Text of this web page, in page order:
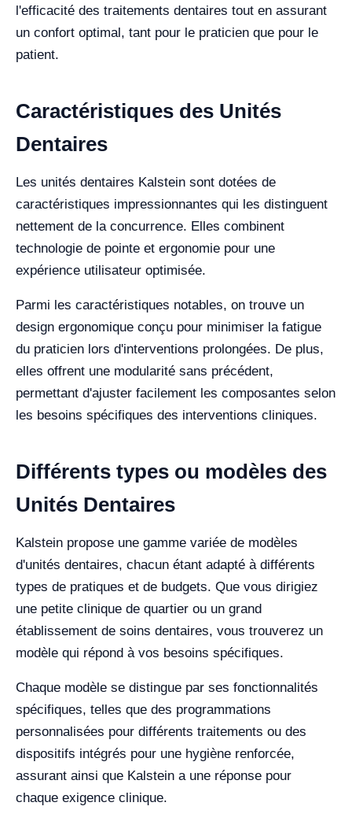
l'efficacité des traitements dentaires tout en assurant
un confort optimal, tant pour le praticien que pour le
patient.
Caractéristiques des Unités
Dentaires
Les unités dentaires Kalstein sont dotées de
caractéristiques impressionnantes qui les distinguent
nettement de la concurrence. Elles combinent
technologie de pointe et ergonomie pour une
expérience utilisateur optimisée.
Parmi les caractéristiques notables, on trouve un
design ergonomique conçu pour minimiser la fatigue
du praticien lors d'interventions prolongées. De plus,
elles offrent une modularité sans précédent,
permettant d'ajuster facilement les composantes selon
les besoins spécifiques des interventions cliniques.
Différents types ou modèles des
Unités Dentaires
Kalstein propose une gamme variée de modèles
d'unités dentaires, chacun étant adapté à différents
types de pratiques et de budgets. Que vous dirigiez
une petite clinique de quartier ou un grand
établissement de soins dentaires, vous trouverez un
modèle qui répond à vos besoins spécifiques.
Chaque modèle se distingue par ses fonctionnalités
spécifiques, telles que des programmations
personnalisées pour différents traitements ou des
dispositifs intégrés pour une hygiène renforcée,
assurant ainsi que Kalstein a une réponse pour
chaque exigence clinique.